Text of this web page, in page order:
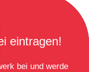
eintragen!
bei und werde